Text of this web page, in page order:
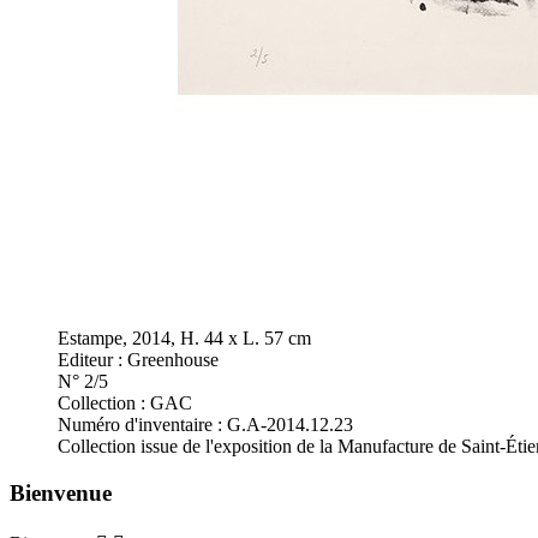
Estampe, 2014, H. 44 x L. 57 cm
Editeur : Greenhouse
N° 2/5
Collection : GAC
Numéro d'inventaire : G.A-2014.12.23
Collection issue de l'exposition de la Manufacture de Saint-
Bienvenue